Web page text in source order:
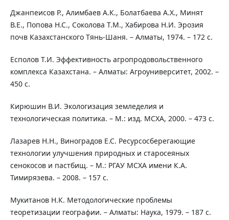
Джанпеисов Р., Алимбаев А.К., Болатбаева А.Х., Минят
В.Е., Попова Н.С., Соколова Т.М., Хабирова Н.И. Эрозия
почв Казахстанского Тянь-Шаня. – Алматы, 1974. – 172 с.
Есполов Т.И. Эффективность агропродовольственного
комплекса Казахстана. – Алматы: Агроуниверситет, 2002. –
450 с.
Кирюшин В.И. Экологизация земледелия и
технологическая политика. – М.: изд. МСХА, 2000. – 473 с.
Лазарев Н.Н., Виноградов Е.С. Ресурсосберегающие
технологии улучшения природных и старосеяных
сенокосов и пастбищ. – М.: РГАУ МСХА имени К.А.
Тимирязева. – 2008. – 157 с.
Мукитанов Н.К. Методологические проблемы
теоретизации географии. – Алматы: Наука, 1979. – 187 с.